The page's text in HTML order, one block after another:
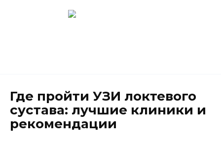
Где пройти УЗИ локтевого
сустава: лучшие клиники и
рекомендации